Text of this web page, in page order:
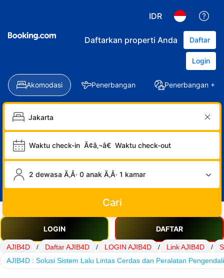
IDR
Daftarkan properti Anda Daftar
Login
Akomodasi Penerbangan Penerbangan +
Waktu check-in Ã¢â‚¬â€ Waktu check-out
2 dewasa Ã‚Â· 0 anak Ã‚Â· 1 kamar
Cari
LOGIN DAFTAR
AJIB4D / Daftar AJIB4D / LOGIN AJIB4D / Link AJIB4D /
AJIB4D : Solusi Sistem Lalu Lintas Cerdas dan Peralatan